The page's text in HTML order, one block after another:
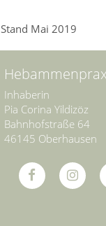
Stand Mai 2019
Inhaberin
Pia Corina Yildizöz
Bahnhofstraße 64
46145 Oberhausen